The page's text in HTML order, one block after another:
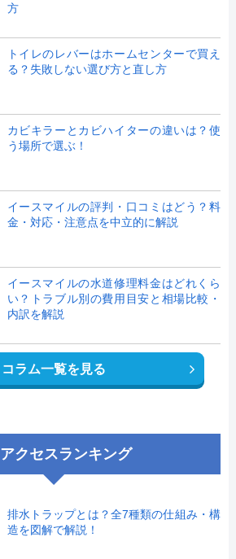
方
トイレのレバーはホームセンターで買え
る？失敗しない選び方と直し方
カビキラーとカビハイターの違いは？使
う場所で選ぶ！
イースマイルの評判・口コミはどう？料
金・対応・注意点を中立的に解説
イースマイルの水道修理料金はどれくら
い？トラブル別の費用目安と相場比較・
内訳を解説
コラム一覧を見る
アクセスランキング
排水トラップとは？全7種類の仕組み・構
造を図解で解説！